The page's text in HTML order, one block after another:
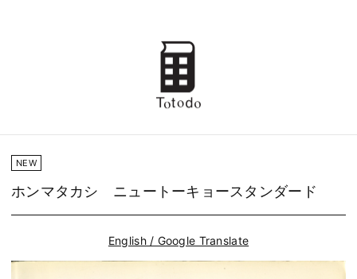
NEW
ホンマタカシ ニュートーキョースタンダード
English / Google Translate